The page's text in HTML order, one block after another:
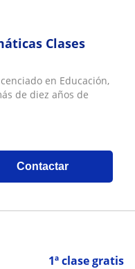
Clases
en Educación,
de diez años de
Contactar
1ª clase gratis